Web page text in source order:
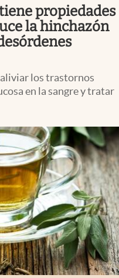
propiedades
la hinchazón
los trastornos
en la sangre y tratar